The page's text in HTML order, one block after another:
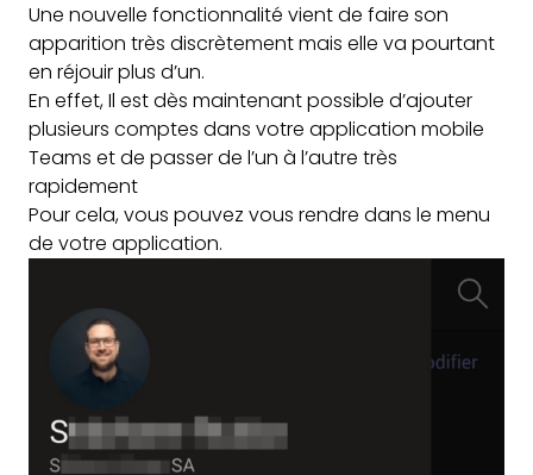
Une nouvelle fonctionnalité vient de faire son
apparition très discrètement mais elle va pourtant
en réjouir plus d’un.
En effet, Il est dès maintenant possible d’ajouter
plusieurs comptes dans votre application mobile
Teams et de passer de l’un à l’autre très
rapidement
Pour cela, vous pouvez vous rendre dans le menu
de votre application.